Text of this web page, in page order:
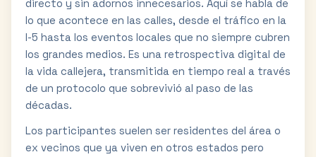
directo y sin adornos innecesarios. Aquí se habla de
lo que acontece en las calles, desde el tráfico en la
I-5 hasta los eventos locales que no siempre cubren
los grandes medios. Es una retrospectiva digital de
la vida callejera, transmitida en tiempo real a través
de un protocolo que sobrevivió al paso de las
décadas.
Los participantes suelen ser residentes del área o
ex vecinos que ya viven en otros estados pero